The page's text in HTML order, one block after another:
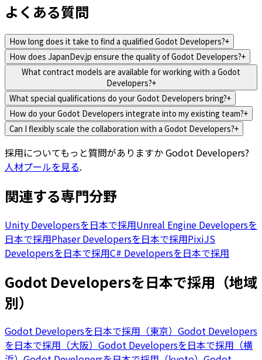
よくある質問
How long does it take to find a qualified Godot Developers?+
How does JapanDev.jp ensure the quality of Godot Developers?+
What contract models are available for working with a Godot
Developers?+
What special qualifications do your Godot Developers bring?+
How do your Godot Developers integrate into my existing team?+
Can I flexibly scale the collaboration with a Godot Developers?+
採用についてもっと質問がありますかGodot Developers?
人材プールを見る.
関連する専門分野
Unity Developersを日本で採用Unreal Engine Developersを
日本で採用Phaser Developersを日本で採用PixiJS
Developersを日本で採用C# Developersを日本で採用
Godot Developersを日本で採用（地域
別）
Godot Developersを日本で採用（東京） Godot Developers
を日本で採用（大阪） Godot Developersを日本で採用（横